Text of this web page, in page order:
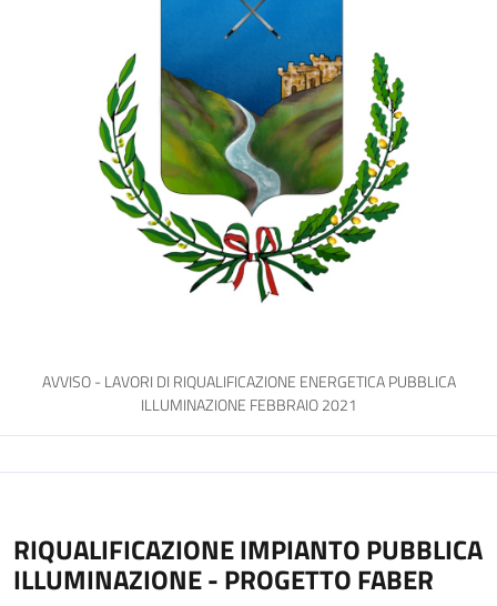
AVVISO - LAVORI DI RIQUALIFICAZIONE ENERGETICA PUBBLICA
ILLUMINAZIONE FEBBRAIO 2021
RIQUALIFICAZIONE IMPIANTO PUBBLICA
ILLUMINAZIONE - PROGETTO FABER